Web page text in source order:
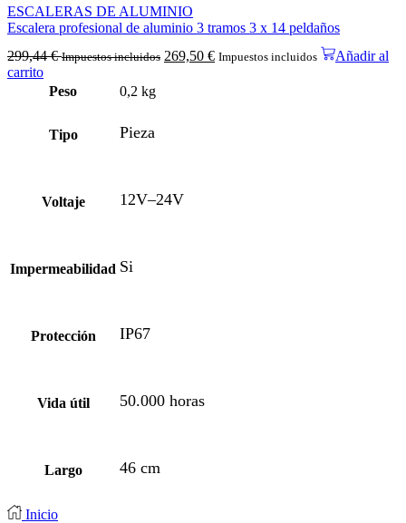
ESCALERAS DE ALUMINIO
Escalera profesional de aluminio 3 tramos 3 x 14 peldaños
299,44€ Impuestos incluidos 269,50 € Impuestos incluidos
Añadir al
carrito
Peso
0,2 kg
Tipo Pieza
Voltaje 12V–24V
Impermeabilidad Si
Protección IP67
Vida útil 50.000 horas
Largo 46 cm
Inicio